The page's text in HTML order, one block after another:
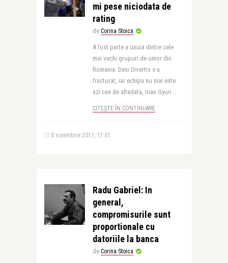
mi pese niciodata de
rating
de Corina Stoica
A fost parte a unuia dintre cele
mai vechi grupuri de umor din
Romania. Desi Divertis s-a
fracturat, iar echipa nu mai este
azi cea de altadata, Ioan Gyuri ..
CITEȘTE ÎN CONTINUARE
8 noiembrie 2011, 17:41
Radu Gabriel: In
general,
compromisurile sunt
proportionale cu
datoriile la banca
de Corina Stoica